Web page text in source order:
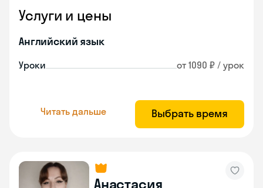
Услуги и цены
Английский язык
Уроки от 1090 ₽ / урок
Читать дальше Выбрать время
Анастасия